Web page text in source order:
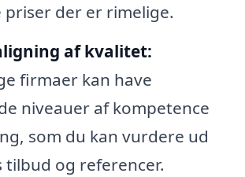
priser der er rimelige.
af kvalitet:
firmaer kan have
niveauer af kompetence
som du kan vurdere ud
tilbud og referencer.